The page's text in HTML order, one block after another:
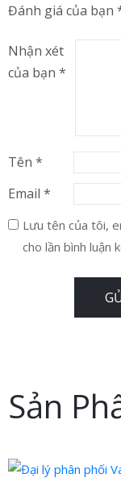
Đánh giá của bạn
Nhận xét
của bạn *
Tên *
Email *
Lưu tên của tôi,
cho lần bình luận
Sản